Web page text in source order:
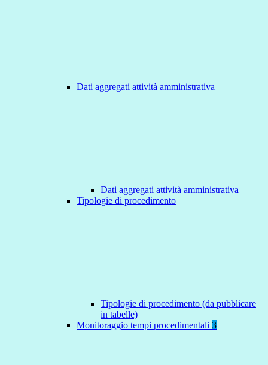
Dati aggregati attività amministrativa
Dati aggregati attività amministrativa
Tipologie di procedimento
Tipologie di procedimento (da pubblicare
in tabelle)
Monitoraggio tempi procedimentali 3